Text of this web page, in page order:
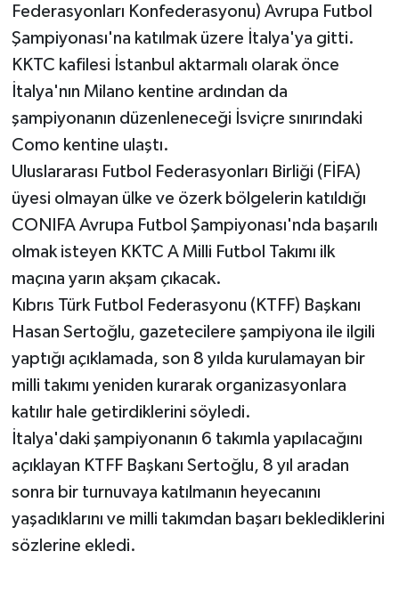
Federasyonları Konfederasyonu) Avrupa Futbol
Şampiyonası'na katılmak üzere İtalya'ya gitti.
KKTC kafilesi İstanbul aktarmalı olarak önce
İtalya'nın Milano kentine ardından da
şampiyonanın düzenleneceği İsviçre sınırındaki
Como kentine ulaştı.
Uluslararası Futbol Federasyonları Birliği (FİFA)
üyesi olmayan ülke ve özerk bölgelerin katıldığı
CONIFA Avrupa Futbol Şampiyonası'nda başarılı
olmak isteyen KKTC A Milli Futbol Takımı ilk
maçına yarın akşam çıkacak.
Kıbrıs Türk Futbol Federasyonu (KTFF) Başkanı
Hasan Sertoğlu, gazetecilere şampiyona ile ilgili
yaptığı açıklamada, son 8 yılda kurulamayan bir
milli takımı yeniden kurarak organizasyonlara
katılır hale getirdiklerini söyledi.
İtalya'daki şampiyonanın 6 takımla yapılacağını
açıklayan KTFF Başkanı Sertoğlu, 8 yıl aradan
sonra bir turnuvaya katılmanın heyecanını
yaşadıklarını ve milli takımdan başarı beklediklerini
sözlerine ekledi.